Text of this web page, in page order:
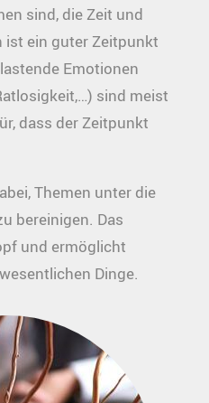
sind, die Zeit und
ist ein guter Zeitpunkt
Emotionen
sind meist
dass der Zeitpunkt
Themen unter die
bereinigen. Das
und ermöglicht
Dinge.